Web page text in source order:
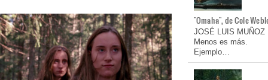
"Omaha", de Cole
JOSÉ LUIS MUÑOZ
Menos es más.
Ejemplo…